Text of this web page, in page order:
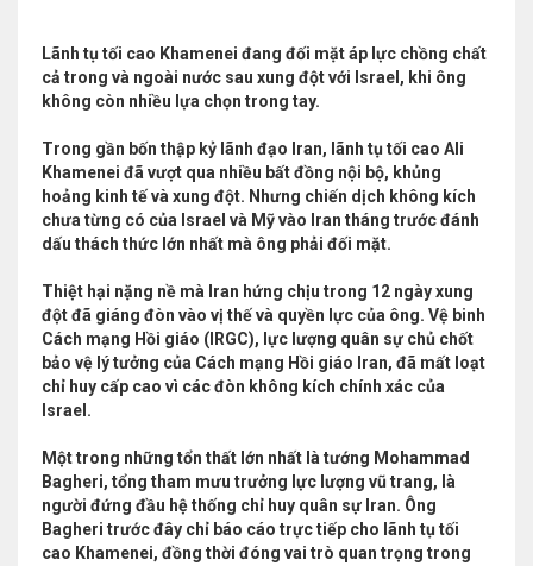
Lãnh tụ tối cao Khamenei đang đối mặt áp lực chồng chất
cả trong và ngoài nước sau xung đột với Israel, khi ông
không còn nhiều lựa chọn trong tay.
Trong gần bốn thập kỷ lãnh đạo Iran, lãnh tụ tối cao Ali
Khamenei đã vượt qua nhiều bất đồng nội bộ, khủng
hoảng kinh tế và xung đột. Nhưng chiến dịch không kích
chưa từng có của Israel và Mỹ vào Iran tháng trước đánh
dấu thách thức lớn nhất mà ông phải đối mặt.
Thiệt hại nặng nề mà Iran hứng chịu trong 12 ngày xung
đột đã giáng đòn vào vị thế và quyền lực của ông. Vệ binh
Cách mạng Hồi giáo (IRGC), lực lượng quân sự chủ chốt
bảo vệ lý tưởng của Cách mạng Hồi giáo Iran, đã mất loạt
chỉ huy cấp cao vì các đòn không kích chính xác của
Israel.
Một trong những tổn thất lớn nhất là tướng Mohammad
Bagheri, tổng tham mưu trưởng lực lượng vũ trang, là
người đứng đầu hệ thống chỉ huy quân sự Iran. Ông
Bagheri trước đây chỉ báo cáo trực tiếp cho lãnh tụ tối
cao Khamenei, đồng thời đóng vai trò quan trọng trong